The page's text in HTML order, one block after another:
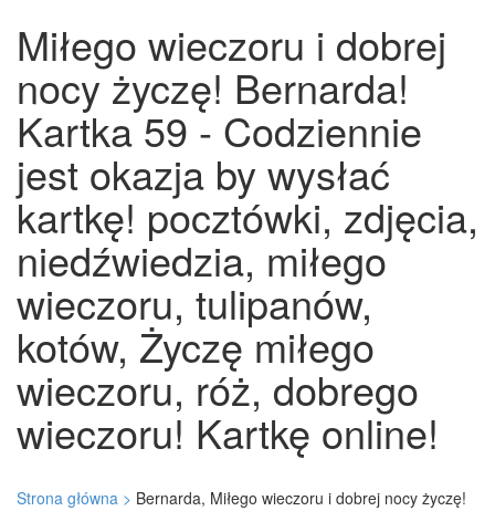
Miłego wieczoru i dobrej
nocy życzę! Bernarda!
Kartka 59 - Codziennie
jest okazja by wysłać
kartkę! pocztówki, zdjęcia,
niedźwiedzia, miłego
wieczoru, tulipanów,
kotów, Życzę miłego
wieczoru, róż, dobrego
wieczoru! Kartkę online!
Strona główna > Bernarda, Miłego wieczoru i dobrej nocy życzę!